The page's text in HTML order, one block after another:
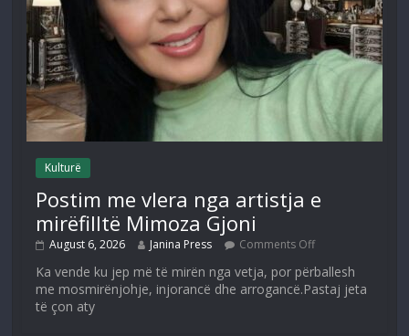
Kulturë
Postim me vlera nga artistja e
mirëfilltë Mimoza Gjoni
August 6, 2026 Janina Press Comments Off
Ka vende ku jep më të mirën nga vetja, por përballesh
me mosmirënjohje, injorancë dhe arrogancë.Pastaj jeta
të çon aty